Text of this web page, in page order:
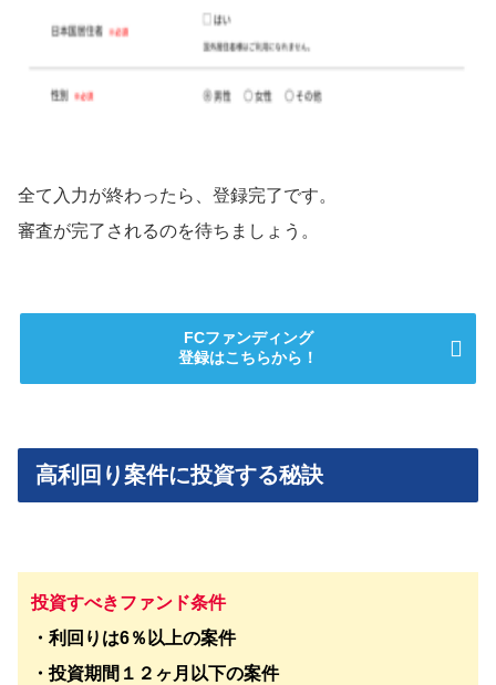
全て入力が終わったら、登録完了です。
審査が完了されるのを待ちましょう。
FCファンディング
登録はこちらから！
高利回り案件に投資する秘訣
投資すべきファンド条件
・利回りは6％以上の案件
・投資期間１２ヶ月以下の案件